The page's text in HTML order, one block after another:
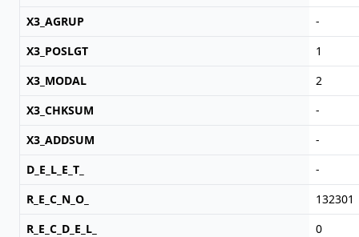
X3_AGRUP
-
X3_POSLGT
1
X3_MODAL
2
X3_CHKSUM
-
X3_ADDSUM
-
D_E_L_E_T_
-
R_E_C_N_O_
132301
R_E_C_D_E_L_
0